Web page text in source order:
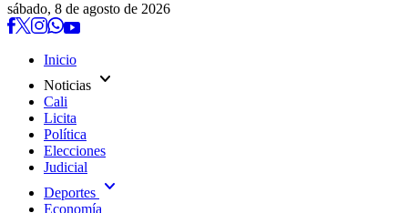
sábado, 8 de agosto de 2026
Inicio
Noticias expand_more
Cali
Licita
Política
Elecciones
Judicial
Deportes expand_more
Economía